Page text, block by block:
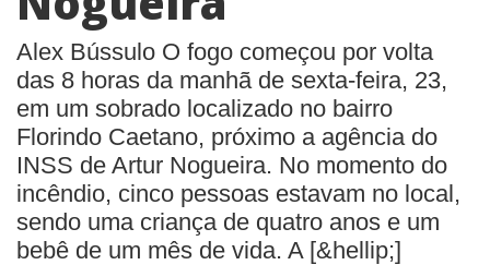
QUEM SOMOS
CONTATO
ANUNCIE
BUSCAR
Alex Bússulo O fogo começou por volta
das 8 horas da manhã de sexta-feira, 23,
em um sobrado localizado no bairro
Florindo Caetano, próximo a agência do
INSS de Artur Nogueira. No momento do
incêndio, cinco pessoas estavam no local,
sendo uma criança de quatro anos e um
bebê de um mês de vida. A [&hellip;]